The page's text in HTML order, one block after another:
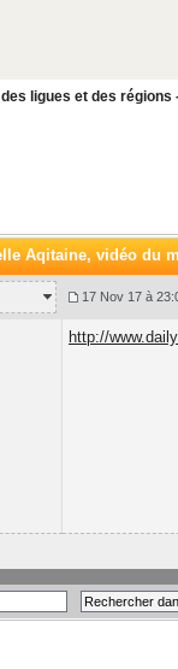
ligues et des régions
Aqitaine, vidéo du
17 Nov 17 à
http://